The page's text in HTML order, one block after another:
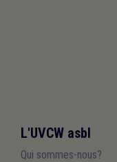
L'UVCW asbl
Qui sommes-nous?